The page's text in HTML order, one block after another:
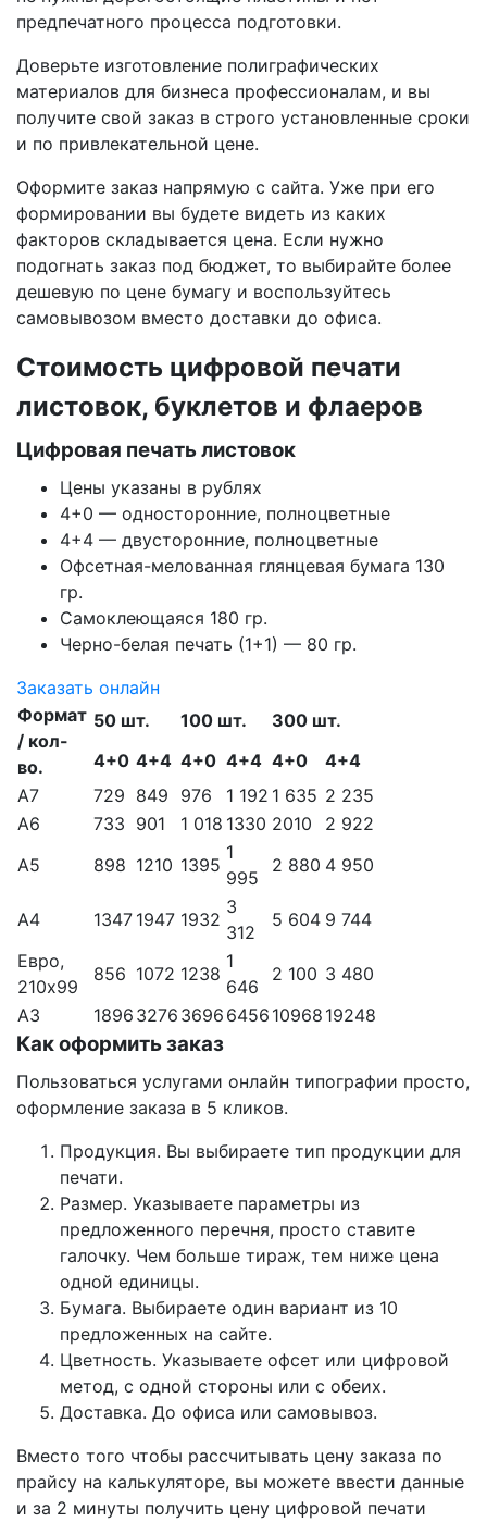
предпечатного процесса подготовки.
Доверьте изготовление полиграфических
материалов для бизнеса профессионалам, и вы
получите свой заказ в строго установленные сроки
и по привлекательной цене.
Оформите заказ напрямую с сайта. Уже при его
формировании вы будете видеть из каких
факторов складывается цена. Если нужно
подогнать заказ под бюджет, то выбирайте более
дешевую по цене бумагу и воспользуйтесь
самовывозом вместо доставки до офиса.
Стоимость цифровой печати
листовок, буклетов и флаеров
Цифровая печать листовок
Цены указаны в рублях
4+0 — односторонние, полноцветные
4+4 — двусторонние, полноцветные
Офсетная-мелованная глянцевая бумага 130
гр.
Самоклеющаяся 180 гр.
Черно-белая печать (1+1) — 80 гр.
Заказать онлайн
Формат
/ кол-
во.
50 шт. 100 шт.
300 шт.
4+0 4+4 4+0 4+4 4+0
4+4
А7
729 849 976 1 192 1 635 2 235
А6
733 901 1 018 1330 2010
2 922
А5
898 1210 1395
1
995
2 880 4 950
А4 1347 1947 1932
3
312
5 604 9 744
Евро,
210х99
856 1072 1238
1
646
2 100 3 480
А3
1896 3276 3696 6456 10968 19248
Как оформить заказ
Пользоваться услугами онлайн типографии просто,
оформление заказа в 5 кликов.
Продукция. Вы выбираете тип продукции для
печати.
Размер. Указываете параметры из
предложенного перечня, просто ставите
галочку. Чем больше тираж, тем ниже цена
одной единицы.
Бумага. Выбираете один вариант из 10
предложенных на сайте.
Цветность. Указываете офсет или цифровой
метод, с одной стороны или с обеих.
Доставка. До офиса или самовывоз.
Вместо того чтобы рассчитывать цену заказа по
прайсу на калькуляторе, вы можете ввести данные
и за 2 минуты получить цену цифровой печати